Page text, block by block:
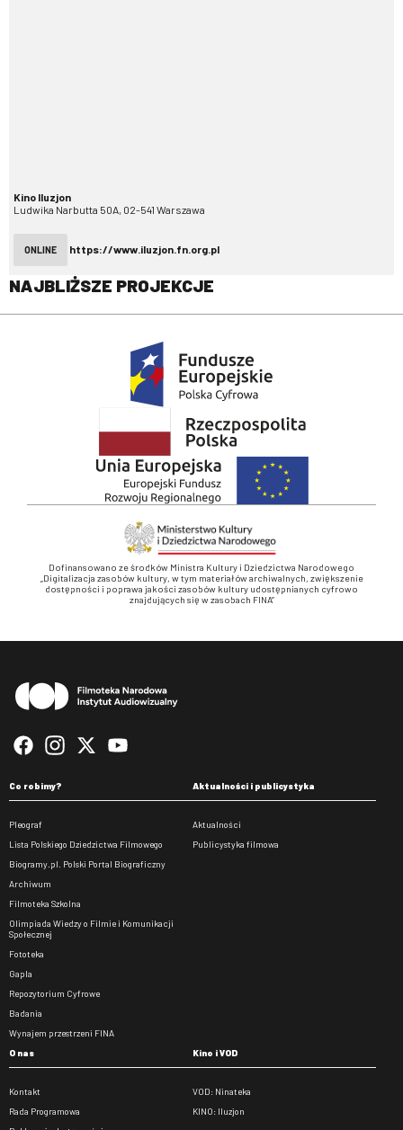
Kino Iluzjon
Ludwika Narbutta 50A, 02-541 Warszawa
ONLINE https://www.iluzjon.fn.org.pl
NAJBLIŻSZE PROJEKCJE
Dofinansowano ze środków Ministra Kultury i Dziedzictwa Narodowego
„Digitalizacja zasobów kultury, w tym materiałów archiwalnych, zwiększenie
dostępności i poprawa jakości zasobów kultury udostępnianych cyfrowo
znajdujących się w zasobach FINA”
Co robimy?
Pleograf
Lista Polskiego Dziedzictwa Filmowego
Biogramy.pl. Polski Portal Biograficzny
Archiwum
Filmoteka Szkolna
Olimpiada Wiedzy o Filmie i Komunikacji
Społecznej
Fototeka
Gapla
Repozytorium Cyfrowe
Badania
Wynajem przestrzeni FINA
Aktualności i publicystyka
Aktualności
Publicystyka filmowa
O nas
Kontakt
Rada Programowa
Kino i VOD
VOD: Ninateka
KINO: Iluzjon